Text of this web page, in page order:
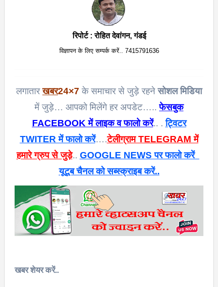
रिपोर्ट : रोहित देवांगन, गंडई
विज्ञापन के लिए सम्पर्क करें.. 7415791636
लगातारखबर24×7 के समाचार से जुड़े रहनेसोशल मिडिया
में जुड़े… आपको मिलेंगे हर अपडेट…..फेसबुक
FACEBOOK में लाइक व फालो करें.. .ट्विटर
TWITER में फालो करें….टेलीग्राम TELEGRAM में
हमारे ग्रुप से जुड़े.. GOOGLE NEWS पर फालो करें
यूटूब चैनल को सब्स्क्राइब करें..
खबर शेयर करें..